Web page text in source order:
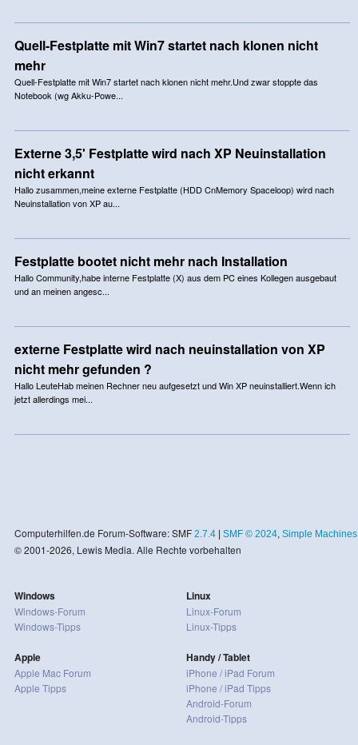
Quell-Festplatte mit Win7 startet nach klonen nicht
mehr
Quell-Festplatte mit Win7 startet nach klonen nicht mehr.Und zwar stoppte das
Notebook (wg Akku-Powe...
Externe 3,5' Festplatte wird nach XP Neuinstallation
nicht erkannt
Hallo zusammen,meine externe Festplatte (HDD CnMemory Spaceloop) wird nach
Neuinstallation von XP au...
Festplatte bootet nicht mehr nach Installation
Hallo Community,habe interne Festplatte (X) aus dem PC eines Kollegen ausgebaut
und an meinen angesc...
externe Festplatte wird nach neuinstallation von XP
nicht mehr gefunden ?
Hallo LeuteHab meinen Rechner neu aufgesetzt und Win XP neuinstalliert.Wenn ich
jetzt allerdings mei...
Computerhilfen.de Forum-Software: SMF 2.7.4| SMF © 2024, Simple Machines
© 2001-2026, Lewis Media. Alle Rechte vorbehalten
Windows
Windows-Forum
Windows-Tipps
Apple
Apple Mac Forum
Apple Tipps
Linux
Linux-Forum
Linux-Tipps
Handy / Tablet
iPhone / iPad Forum
iPhone / iPad Tipps
Android-Forum
Android-Tipps